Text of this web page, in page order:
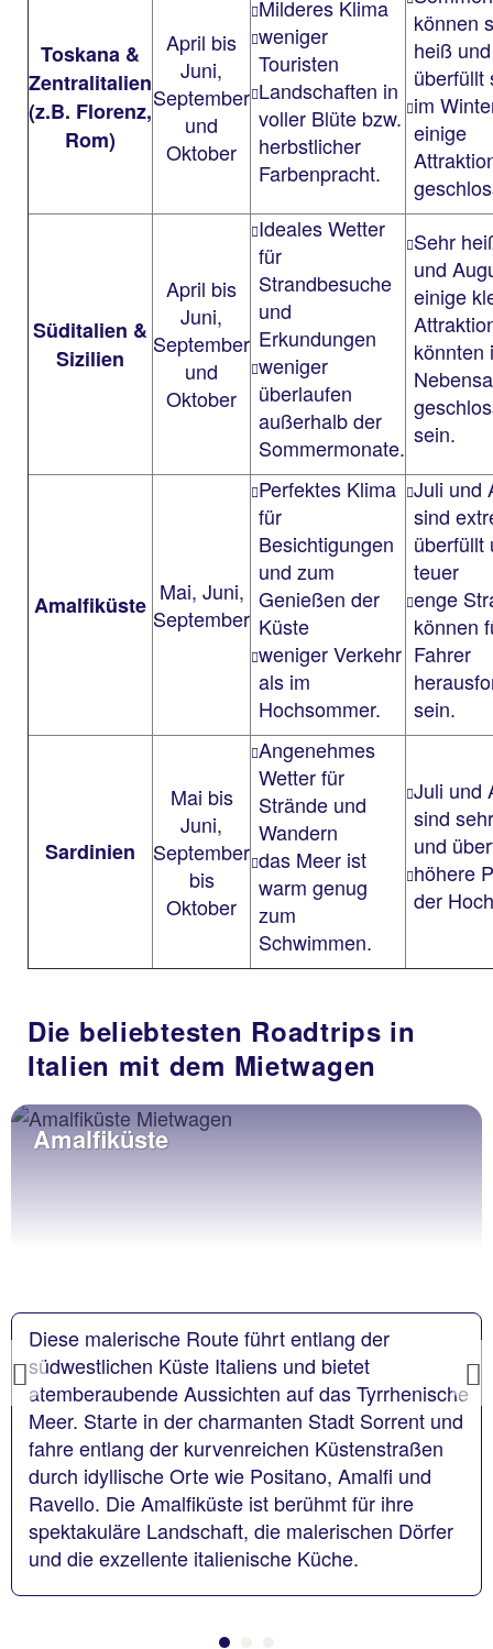
Toskana &
Zentralitalien
(z.B. Florenz,
Rom)
April bis
Juni,
September
und
Oktober
Milderes Klima
weniger
Touristen
Landschaften in
voller Blüte bzw.
herbstlicher
Farbenpracht.
können
heiß und
überfüllt
im
einige
Süditalien &
Sizilien
April bis
Juni,
September
und
Oktober
Ideales Wetter
für
Strandbesuche
und
Erkundungen
weniger
überlaufen
außerhalb der
Sommermonate.
Sehr
und
einige
könnten
sein.
Amalfiküste Mai, Juni,
September
Perfektes Klima
für
Besichtigungen
und zum
Genießen der
Küste
weniger Verkehr
als im
Hochsommer.
Juli und
sind
überfüllt
teuer
enge
können
Fahrer
sein.
Sardinien
Mai bis
Juni,
September
bis
Oktober
Angenehmes
Wetter für
Strände und
Wandern
das Meer ist
warm genug
zum
Schwimmen.
Juli und
sind
und
höhere
der
Die beliebtesten Roadtrips in
Italien mit dem Mietwagen
Previous
Amalfiküste
Diese malerische Route führt entlang der
südwestlichen Küste Italiens und bietet
atemberaubende Aussichten auf das Tyrrhenische
Meer. Starte in der charmanten Stadt Sorrent und
fahre entlang der kurvenreichen Küstenstraßen
durch idyllische Orte wie Positano, Amalfi und
Ravello. Die Amalfiküste ist berühmt für ihre
spektakuläre Landschaft, die malerischen Dörfer
und die exzellente italienische Küche.